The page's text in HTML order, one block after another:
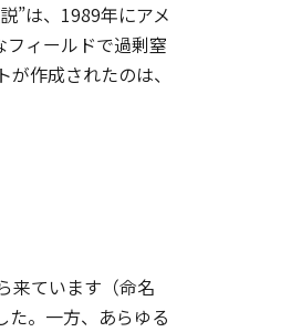
”は、1989年にアメ
ィールドで過剰窒
作成されたのは、
来ています（命名
た。一方、あらゆる